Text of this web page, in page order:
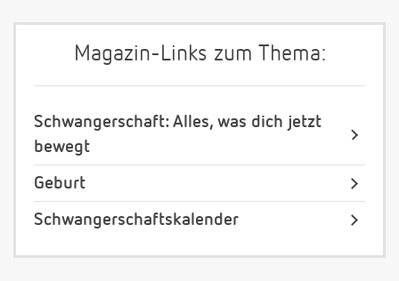
Magazin-Links zum Thema:
Schwangerschaft: Alles, was dich jetzt
bewegt
Geburt
Schwangerschaftskalender